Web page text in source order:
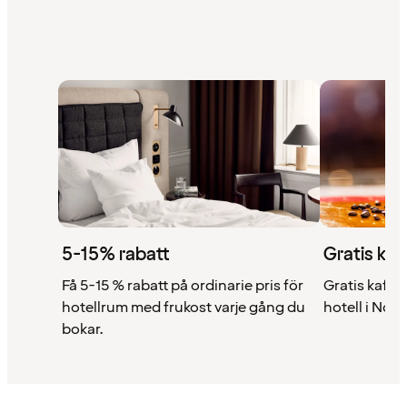
5-15% rabatt
Få 5-15 % rabatt på ordinarie pris för
hotellrum med frukost varje gång du
bokar.
Gratis
Gratis kaffe
hotell i